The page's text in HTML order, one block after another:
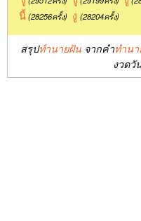
นี้(28256ครั้ง) งู (28204ครั้ง)
สรุปทำนายฝัน จากคำทำน
งวดวั